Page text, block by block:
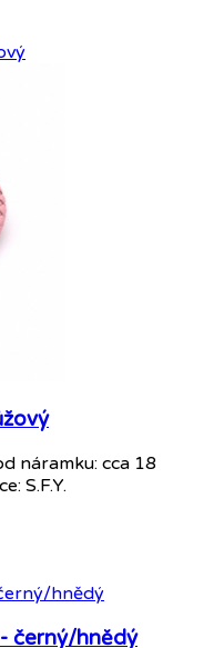
náramku: cca 18
S.F.Y.
černý/hnědý